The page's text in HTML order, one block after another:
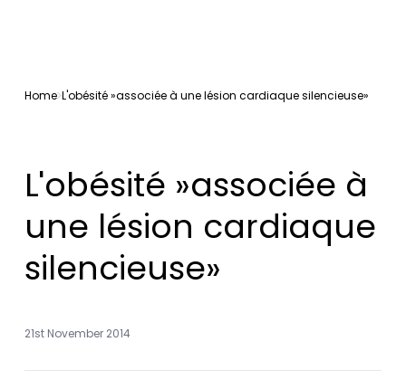
Home L'obésité »associée à une lésion cardiaque silencieuse»
L'obésité »associée à
une lésion cardiaque
silencieuse»
21st November 2014